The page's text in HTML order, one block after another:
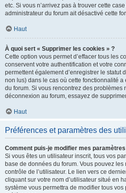
etc. Si vous n’arrivez pas à trouver cette
administrateur du forum ait désactivé cette
Haut
À quoi sert « Supprimer les cookies » ?
Cette option vous permet d’effacer tous les
conservent votre authentification et votre
permettent également d’enregistrer le statut
non lus) dans le cas où cette fonctionnalité
du forum. Si vous rencontrez des problèmes
déconnexion au forum, essayez de
Haut
Préférences et paramètres des
Comment puis-je modifier mes
Si vous êtes un utilisateur inscrit, tous vos
base de données du forum. Vous pouvez
contrôle de l’utilisateur. Le lien vers ce
cliquant sur votre nom d’utilisateur situé en
système vous permettra de modifier tous vos